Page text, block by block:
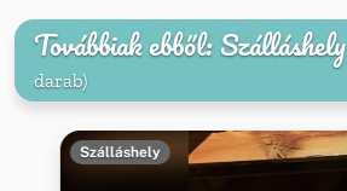
Továbbiak ebből: Szálláshely
darab)
Szálláshely